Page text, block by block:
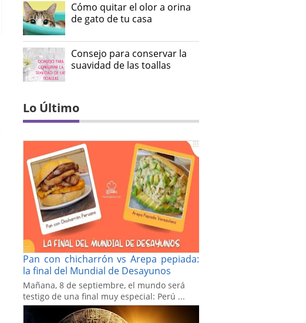
Cómo quitar el olor a orina
de gato de tu casa
Consejo para conservar la
suavidad de las toallas
Lo Último
Pan con chicharrón vs Arepa pepiada:
la final del Mundial de Desayunos
Mañana, 8 de septiembre, el mundo será
testigo de una final muy especial: Perú ...